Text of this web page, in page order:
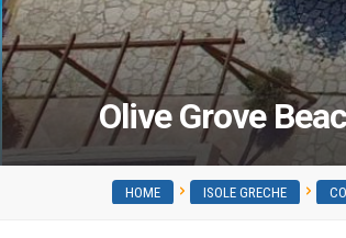
Olive Grove
HOME ISOLE GRECHE